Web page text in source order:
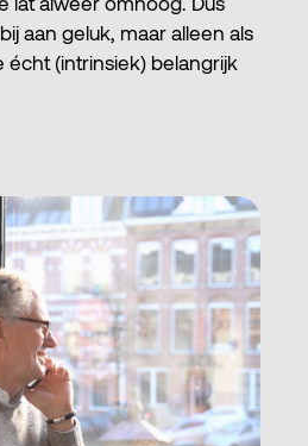
aan geluk, maar alleen als
écht (intrinsiek) belangrijk